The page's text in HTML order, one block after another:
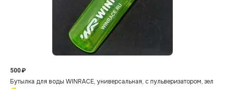
500₽
Бутылка для воды WINRACE, универсальная, с пульверизатором,